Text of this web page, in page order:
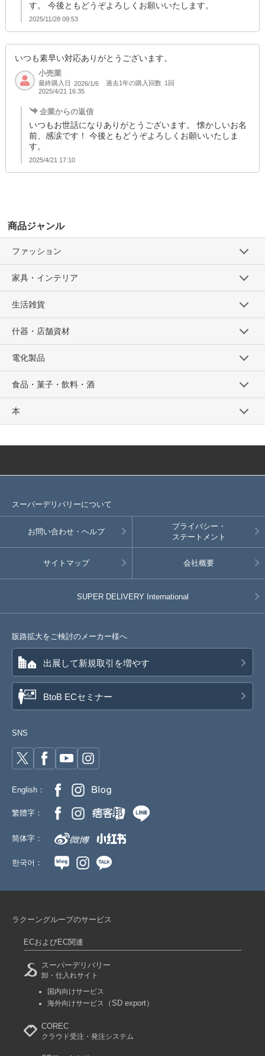
す。 今後ともどうぞよろしくお願いいたします。
2025/11/28 09:53
いつも素早い対応ありがとうございます。
小売業
最終購入日 2026/1/6 過去1年の購入回数 1回
2025/4/21 16:35
企業からの返信
いつもお世話になりありがとうございます。 懐かしいお名
前、感涙です！ 今後ともどうぞよろしくお願いいたしま
す。
2025/4/21 17:10
商品ジャンル
ファッション
家具・インテリア
生活雑貨
什器・店舗資材
電化製品
食品・菓子・飲料・酒
本
スーパーデリバリーについて
お問い合わせ・ヘルプ
プライバシー・
ステートメント
サイトマップ 会社概要
SUPER DELIVERY International
販路拡大をご検討のメーカー様へ
出展して新規取引を増やす
BtoB ECセミナー
SNS
English：
繁體字：
简体字：
한국어：
ラクーングループのサービス
ECおよびEC関連
スーパーデリバリー
卸・仕入れサイト
国内向けサービス
海外向けサービス
（SD export）
COREC
クラウド受注・発注システム